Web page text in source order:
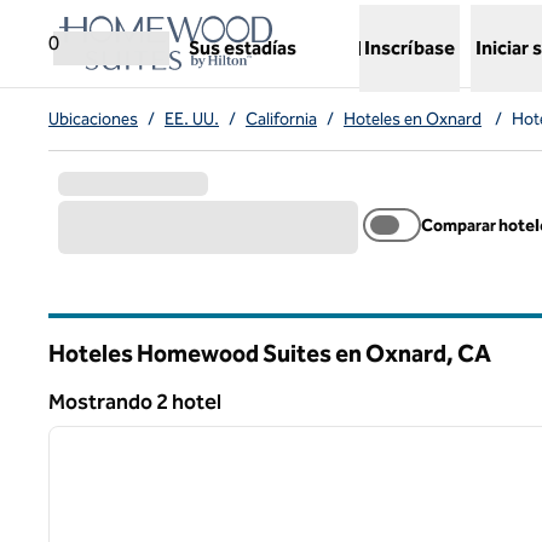
Saltar a contenido
0
Sus estadías
,abre una nueva pestaña
Inscríbase Iniciar
Ubicaciones / EE. UU. / California / Hoteles en Oxnard /
Comparar
Hoteles Homewood Suites en Oxnard,CA
Mostrando 2 hotel
Mostrando 2 hotel
1 de 12